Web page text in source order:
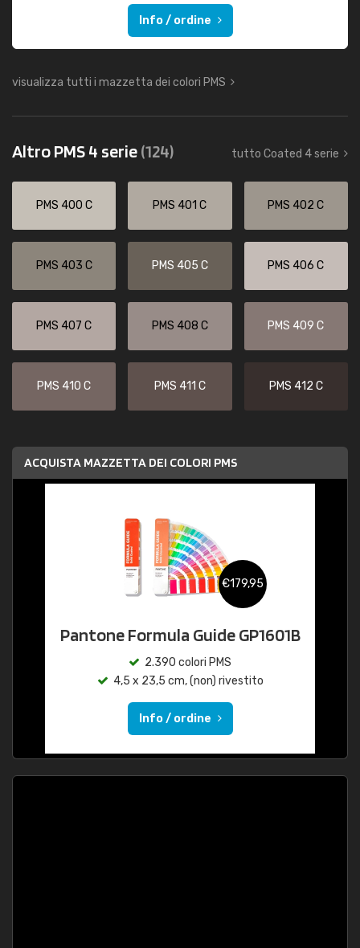
Info / ordine
visualizza tutti i mazzetta dei colori PMS
Altro PMS 4 serie(124) tutto Coated 4 serie
PMS 400 C PMS 401 C PMS 402 C
PMS 403 C PMS 405 C PMS 406 C
PMS 407 C PMS 408 C PMS 409 C
PMS 410 C PMS 411 C PMS 412 C
ACQUISTA MAZZETTA DEI COLORI PMS
€179,95
Pantone Formula Guide GP1601B
2.390 colori PMS
4,5 x 23,5 cm, (non) rivestito
Info / ordine